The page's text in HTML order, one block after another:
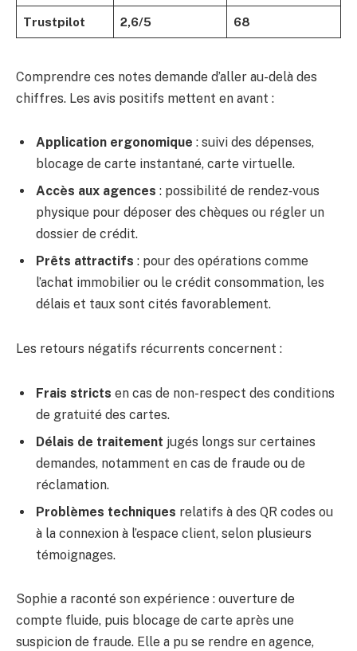
Trustpilot 2,6/5 68
Comprendre ces notes demande d’aller au-delà des
chiffres. Les avis positifs mettent en avant :
Application ergonomique : suivi des dépenses,
blocage de carte instantané, carte virtuelle.
Accès aux agences : possibilité de rendez‑vous
physique pour déposer des chèques ou régler un
dossier de crédit.
Prêts attractifs : pour des opérations comme
l’achat immobilier ou le crédit consommation, les
délais et taux sont cités favorablement.
Les retours négatifs récurrents concernent :
Frais stricts en cas de non-respect des conditions
de gratuité des cartes.
Délais de traitement jugés longs sur certaines
demandes, notamment en cas de fraude ou de
réclamation.
Problèmes techniques relatifs à des QR codes ou
à la connexion à l’espace client, selon plusieurs
témoignages.
Sophie a raconté son expérience : ouverture de
compte fluide, puis blocage de carte après une
suspicion de fraude. Elle a pu se rendre en agence,